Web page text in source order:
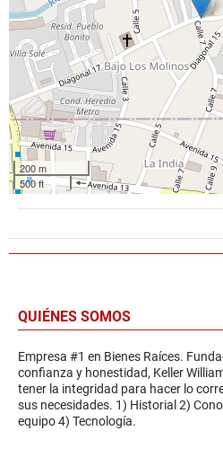
200 m
500 ft
QUIÉNES SOMOS
Empresa #1 en Bienes Raíces.
confianza y honestidad, Keller
tener la integridad para hacer lo
sus necesidades. 1) Historial 2)
equipo 4) Tecnología.